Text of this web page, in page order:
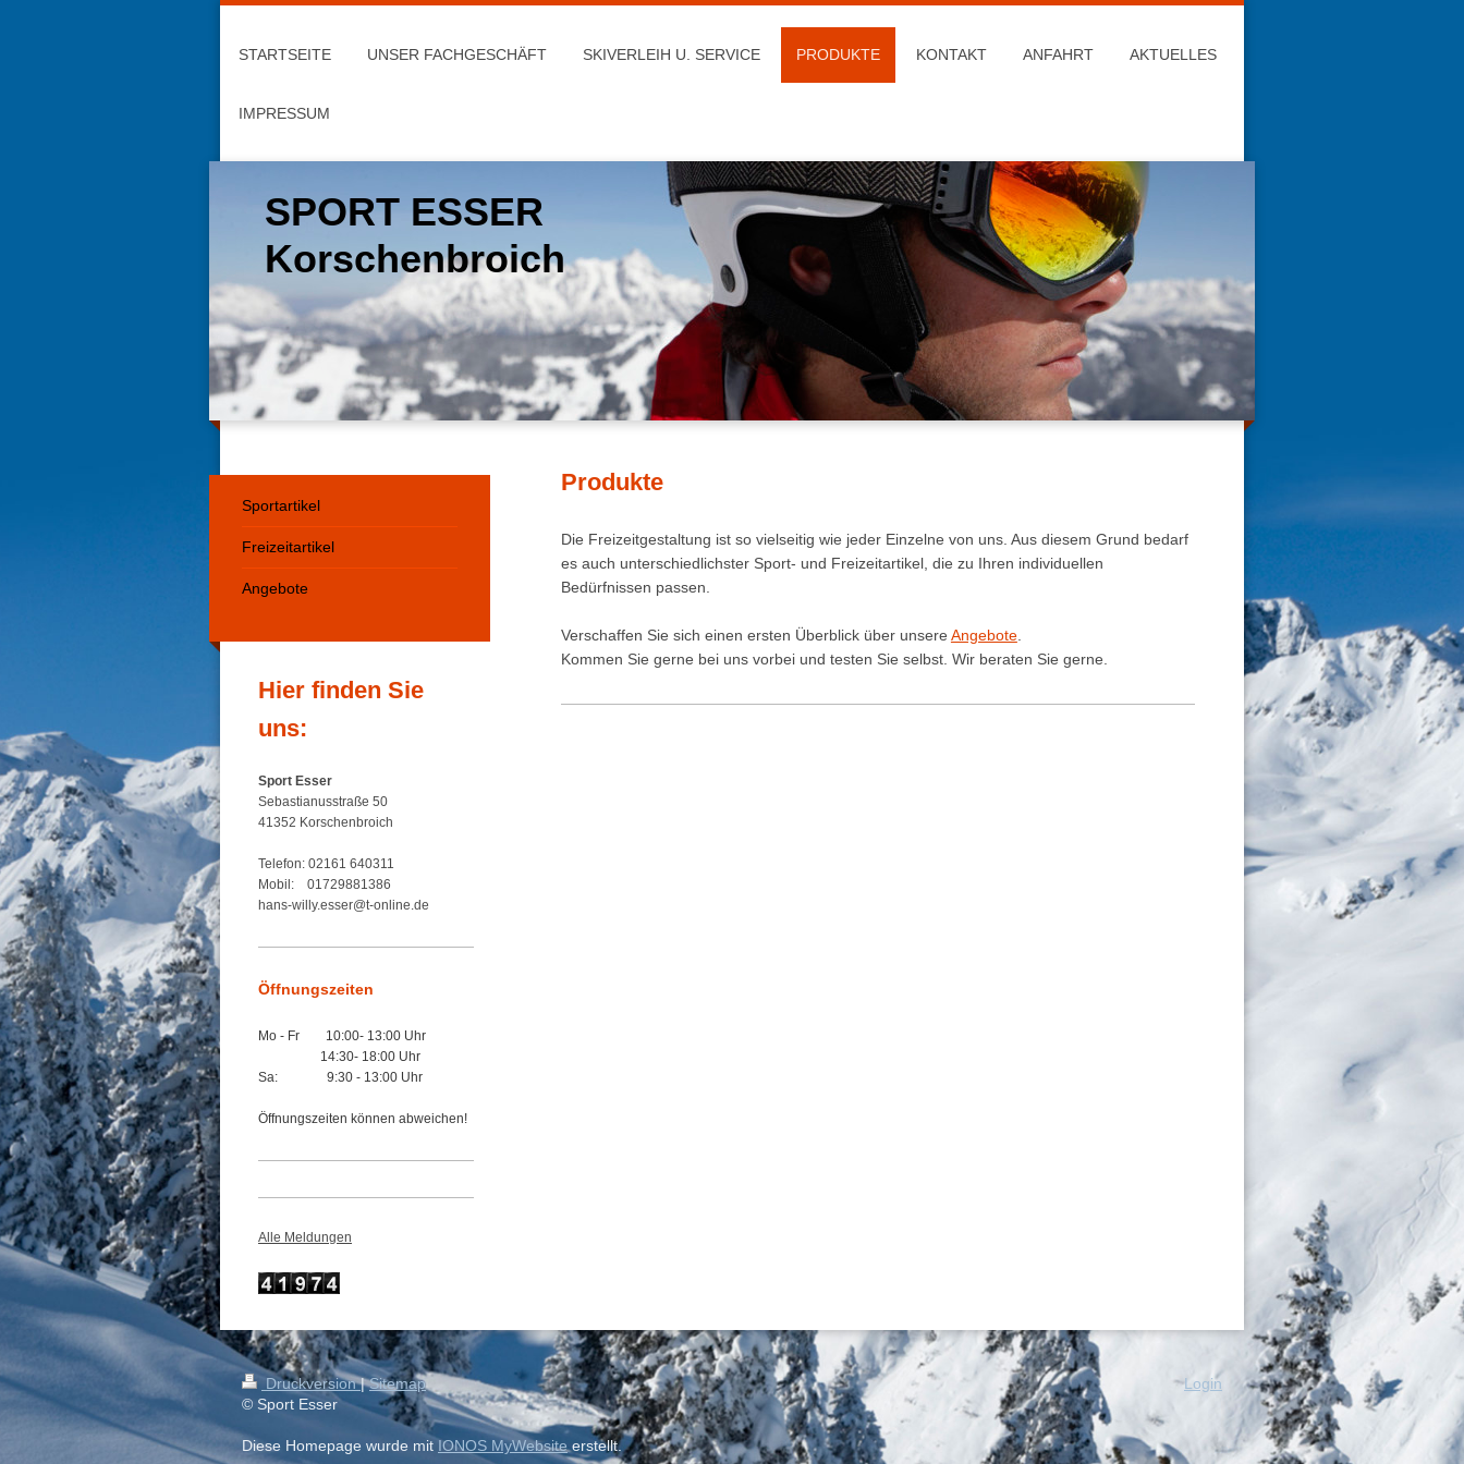
STARTSEITE UNSER FACHGESCHÄFT SKIVERLEIH U. SERVICE PRODUKTE KONTAKT ANFAHRT AKTUELLES
IMPRESSUM
SPORT ESSER
Korschenbroich
Produkte
Die Freizeitgestaltung ist so vielseitig wie jeder Einzelne von uns. Aus diesem Grund bedarf
es auch unterschiedlichster Sport- und Freizeitartikel, die zu Ihren individuellen
Bedürfnissen passen.
Verschaffen Sie sich einen ersten Überblick über unsere Angebote.
Kommen Sie gerne bei uns vorbei und testen Sie selbst. Wir beraten Sie gerne.
Sportartikel
Freizeitartikel
Angebote
Hier finden Sie
uns:
Sport Esser
Sebastianusstraße 50
41352 Korschenbroich
Telefon: 02161 640311
Mobil: 01729881386
hans-willy.esser@t-online.de
Öffnungszeiten
Mo - Fr 10:00- 13:00 Uhr
14:30- 18:00 Uhr
Sa: 9:30 - 13:00 Uhr
Öffnungszeiten können abweichen!
Alle Meldungen
Druckversion| Sitemap
© Sport Esser
Diese Homepage wurde mit IONOS MyWebsiteerstellt.
Login